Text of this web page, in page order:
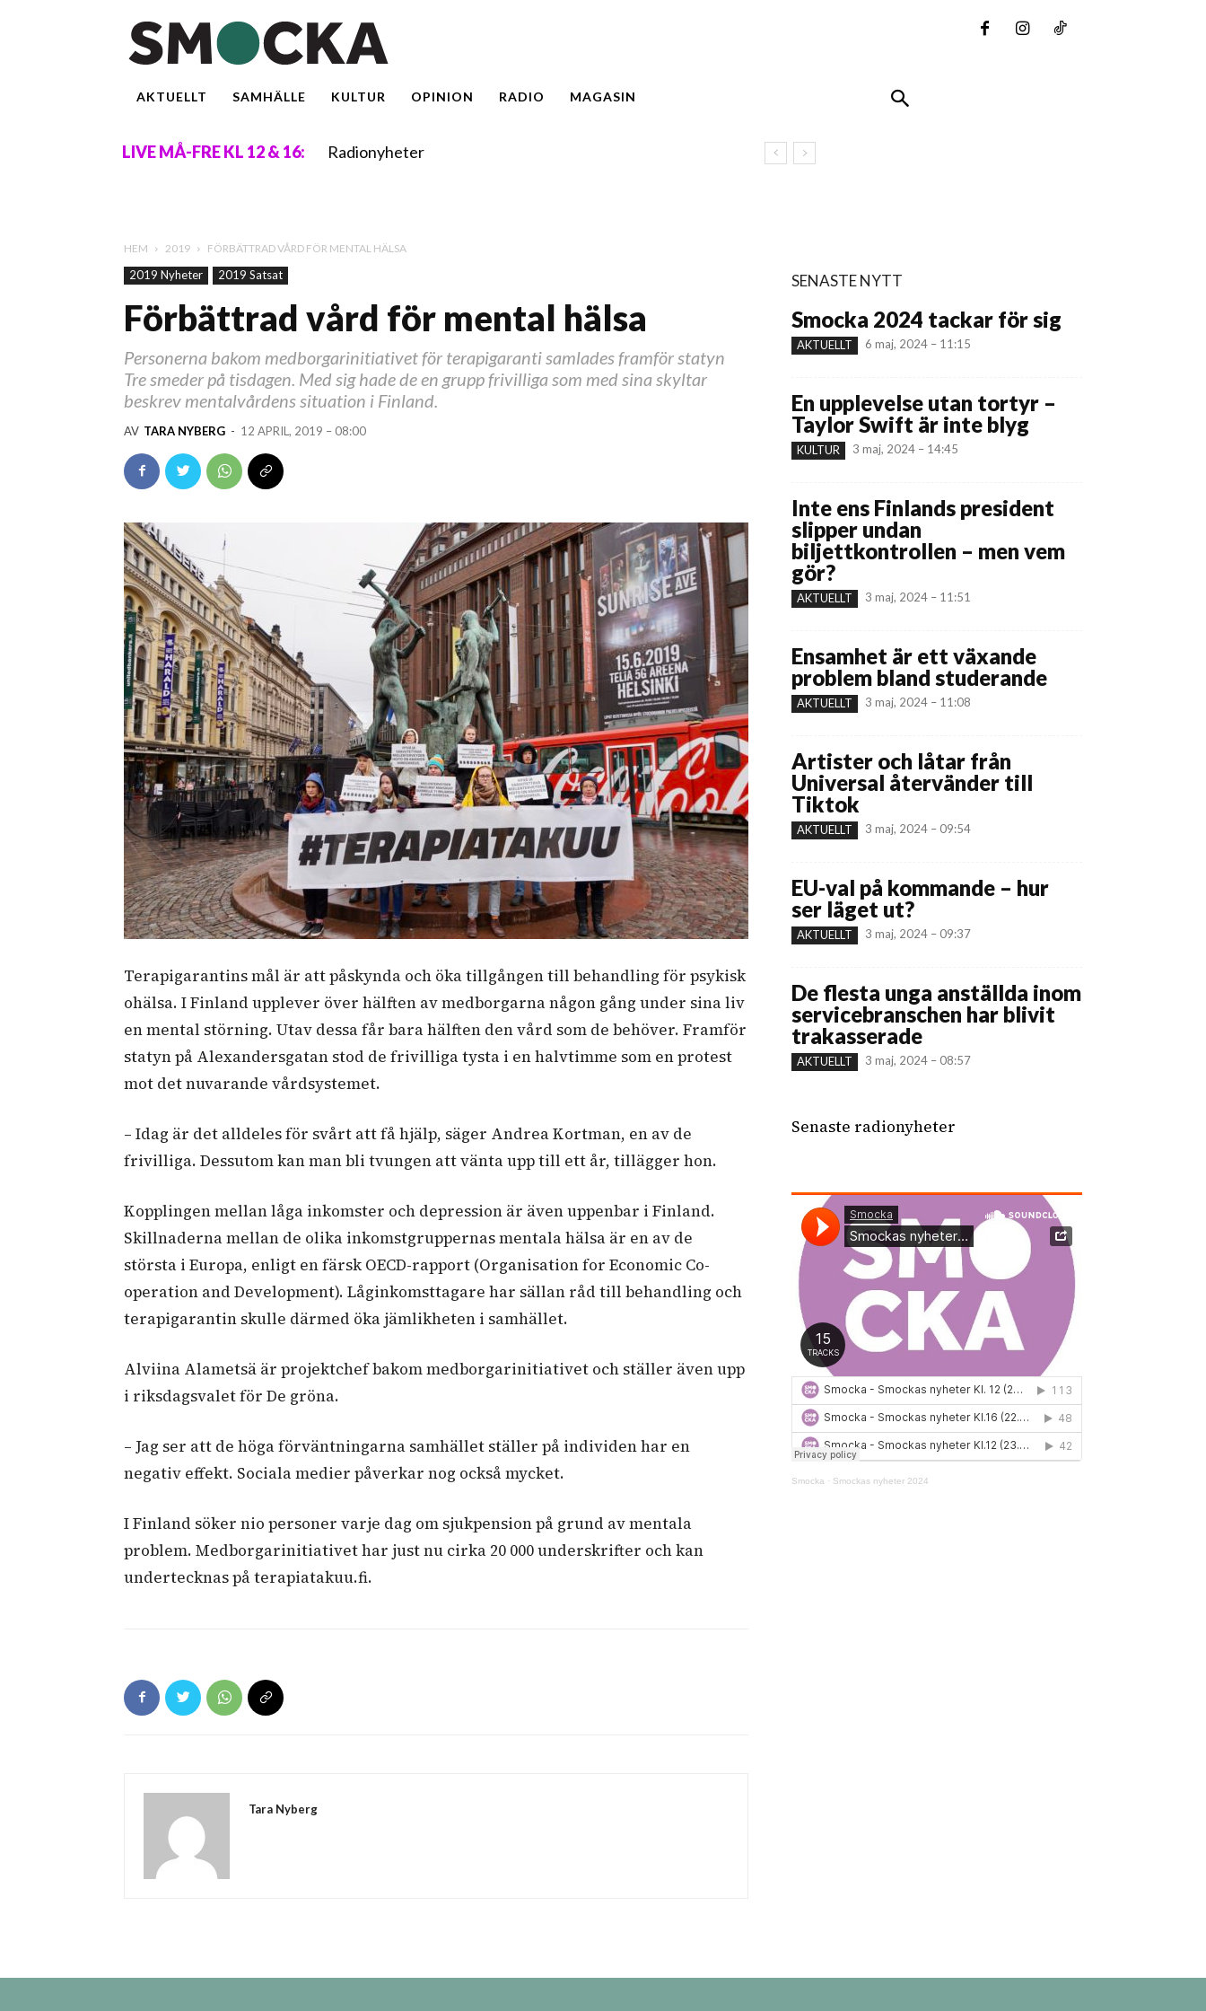
AKTUELLT SAMHÄLLE KULTUR OPINION RADIO MAGASIN
LIVE MÅ-FRE KL 12 & 16: Radionyheter
HEM 2019 FÖRBÄTTRAD VÅRD FÖR MENTAL HÄLSA
2019 Nyheter 2019 Satsat
Förbättrad vård för mental hälsa
Personerna bakom medborgarinitiativet för terapigaranti samlades framför statyn
Tre smeder på tisdagen. Med sig hade de en grupp frivilliga som med sina skyltar
beskrev mentalvårdens situation i Finland.
AV TARA NYBERG - 12 APRIL, 2019 – 08:00
Terapigarantins mål är att påskynda och öka tillgången till behandling för psykisk
ohälsa. I Finland upplever över hälften av medborgarna någon gång under sina liv
en mental störning. Utav dessa får bara hälften den vård som de behöver. Framför
statyn på Alexandersgatan stod de frivilliga tysta i en halvtimme som en protest
mot det nuvarande vårdsystemet.
– Idag är det alldeles för svårt att få hjälp, säger Andrea Kortman, en av de
frivilliga. Dessutom kan man bli tvungen att vänta upp till ett år, tillägger hon.
Kopplingen mellan låga inkomster och depression är även uppenbar i Finland.
Skillnaderna mellan de olika inkomstgruppernas mentala hälsa är en av de
största i Europa, enligt en färsk OECD-rapport (Organisation for Economic Co-
operation and Development). Låginkomsttagare har sällan råd till behandling och
terapigarantin skulle därmed öka jämlikheten i samhället.
Alviina Alametsä är projektchef bakom medborgarinitiativet och ställer även upp
i riksdagsvalet för De gröna.
– Jag ser att de höga förväntningarna samhället ställer på individen har en
negativ effekt. Sociala medier påverkar nog också mycket.
I Finland söker nio personer varje dag om sjukpension på grund av mentala
problem. Medborgarinitiativet har just nu cirka 20 000 underskrifter och kan
undertecknas på terapiatakuu.fi.
Tara Nyberg
SENASTE NYTT
Smocka 2024 tackar för sig
AKTUELLT 6 maj, 2024 – 11:15
En upplevelse utan tortyr –
Taylor Swift är inte blyg
KULTUR 3 maj, 2024 – 14:45
Inte ens Finlands president
slipper undan
biljettkontrollen – men vem
gör?
AKTUELLT 3 maj, 2024 – 11:51
Ensamhet är ett växande
problem bland studerande
AKTUELLT 3 maj, 2024 – 11:08
Artister och låtar från
Universal återvänder till
Tiktok
AKTUELLT 3 maj, 2024 – 09:54
EU-val på kommande – hur
ser läget ut?
AKTUELLT 3 maj, 2024 – 09:37
De flesta unga anställda inom
servicebranschen har blivit
trakasserade
AKTUELLT 3 maj, 2024 – 08:57
Senaste radionyheter
Smocka · Smockas nyheter 2024